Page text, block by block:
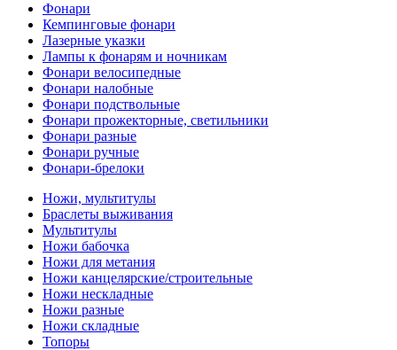
Фонари
Кемпинговые фонари
Лазерные указки
Лампы к фонарям и ночникам
Фонари велосипедные
Фонари налобные
Фонари подствольные
Фонари прожекторные, светильники
Фонари разные
Фонари ручные
Фонари-брелоки
Ножи, мультитулы
Браслеты выживания
Мультитулы
Ножи бабочка
Ножи для метания
Ножи канцелярские/строительные
Ножи нескладные
Ножи разные
Ножи складные
Топоры